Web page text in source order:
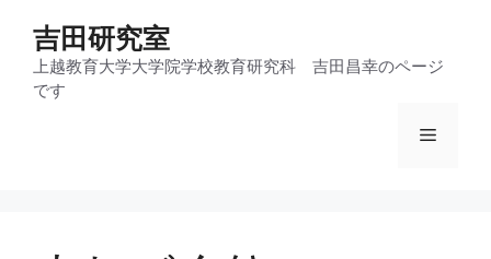
吉田研究室
上越教育大学大学院学校教育研究科 吉田昌幸のページ
です
メ